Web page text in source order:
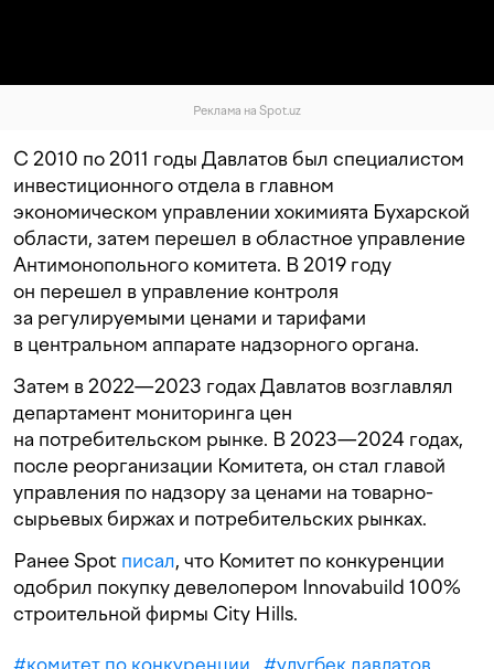
Реклама на Spot.uz
С 2010 по 2011 годы Давлатов был специалистом
инвестиционного отдела в главном
экономическом управлении хокимията Бухарской
области, затем перешел в областное управление
Антимонопольного комитета. В 2019 году
он перешел в управление контроля
за регулируемыми ценами и тарифами
в центральном аппарате надзорного органа.
Затем в 2022—2023 годах Давлатов возглавлял
департамент мониторинга цен
на потребительском рынке. В 2023—2024 годах,
после реорганизации Комитета, он стал главой
управления по надзору за ценами на товарно-
сырьевых биржах и потребительских рынках.
Ранее Spot писал, что Комитет по конкуренции
одобрил покупку девелопером Innovabuild 100%
строительной фирмы City Hills.